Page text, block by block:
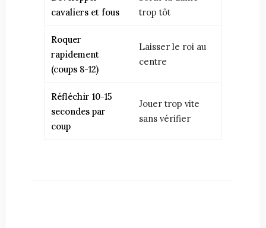
cavaliers et fous
trop tôt
Roquer
rapidement
(coups 8-12)
Laisser le roi au
centre
Réfléchir 10-15
secondes par
coup
Jouer trop vite
sans vérifier